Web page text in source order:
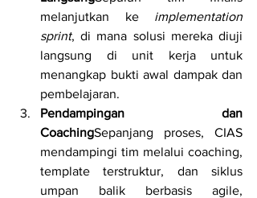
melanjutkan ke implementation
sprint, di mana solusi mereka diuji
langsung di unit kerja untuk
menangkap bukti awal dampak dan
pembelajaran.
Pendampingan dan
CoachingSepanjang proses, CIAS
mendampingi tim melalui coaching,
template terstruktur, dan siklus
umpan balik berbasis agile,